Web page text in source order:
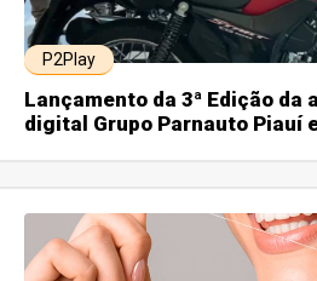
P2Play
Lançamento da 3ª Edição da
digital Grupo Parnauto Piauí